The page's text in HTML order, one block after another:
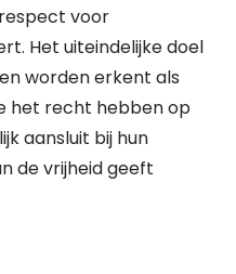
voor
Het uiteindelijke doel
worden erkent als
het recht hebben op
aansluit bij hun
de vrijheid geeft